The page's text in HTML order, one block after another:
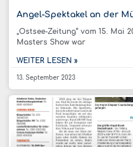
Angel-Spektakel an der
„Ostsee-Zeitung“ vom 15. Mai
Masters Show war
WEITER LESEN »
13. September 2023